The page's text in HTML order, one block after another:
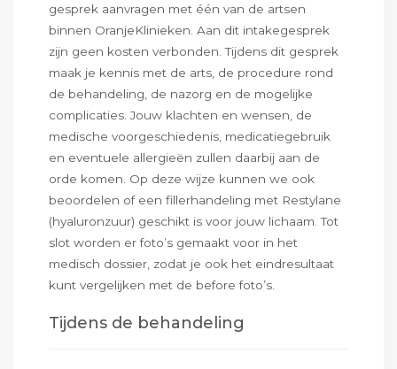
gesprek aanvragen met één van de artsen
binnen OranjeKlinieken. Aan dit intakegesprek
zijn geen kosten verbonden. Tijdens dit gesprek
maak je kennis met de arts, de procedure rond
de behandeling, de nazorg en de mogelijke
complicaties. Jouw klachten en wensen, de
medische voorgeschiedenis, medicatiegebruik
en eventuele allergieën zullen daarbij aan de
orde komen. Op deze wijze kunnen we ook
beoordelen of een fillerhandeling met Restylane
(hyaluronzuur) geschikt is voor jouw lichaam. Tot
slot worden er foto’s gemaakt voor in het
medisch dossier, zodat je ook het eindresultaat
kunt vergelijken met de before foto’s.
Tijdens de behandeling